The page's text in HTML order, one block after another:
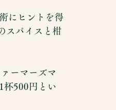
にヒントを得
スパイスと柑
ーマーズマ
杯500円とい